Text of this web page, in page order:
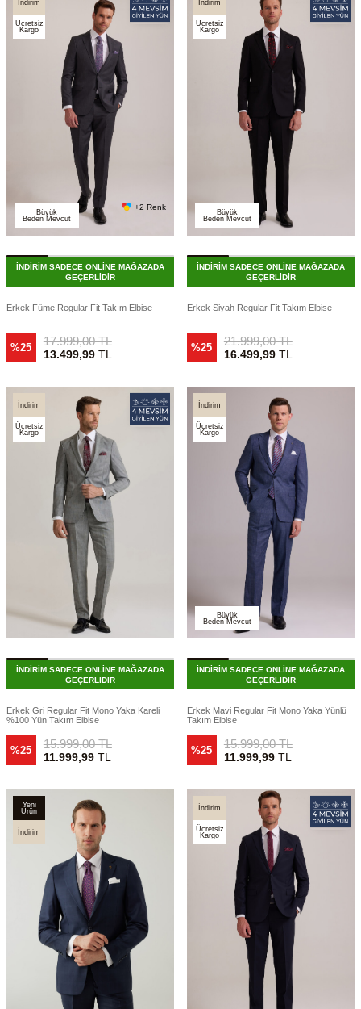
İndirim
Ücretsiz
Kargo
Büyük
Beden Mevcut
+2 Renk
İNDİRİM SADECE ONLİNE MAĞAZADA
GEÇERLİDİR
Erkek Füme Regular Fit Takım Elbise
%25 17.999,00TL
13.499,99TL
İndirim
Ücretsiz
Kargo
Büyük
Beden Mevcut
İNDİRİM SADECE ONLİNE MAĞAZADA
GEÇERLİDİR
Erkek Siyah Regular Fit Takım Elbise
%25 21.999,00TL
16.499,99TL
İndirim
Ücretsiz
Kargo
İNDİRİM SADECE ONLİNE MAĞAZADA
GEÇERLİDİR
Erkek Gri Regular Fit Mono Yaka Kareli
%100 Yün Takım Elbise
%25 15.999,00TL
11.999,99TL
İndirim
Ücretsiz
Kargo
Büyük
Beden Mevcut
İNDİRİM SADECE ONLİNE MAĞAZADA
GEÇERLİDİR
Erkek Mavi Regular Fit Mono Yaka Yünlü
Takım Elbise
%25 15.999,00TL
11.999,99TL
Yeni
Ürün
İndirim
İndirim
Ücretsiz
Kargo